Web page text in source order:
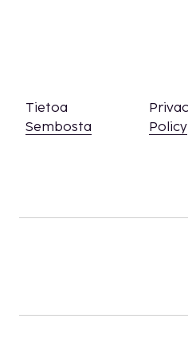
Aikainen
Yllä oleva luettelo ei
välttämättä sisällä
olevien tietojen
Kaikki maksut
Tietoa
Sembosta
Policy